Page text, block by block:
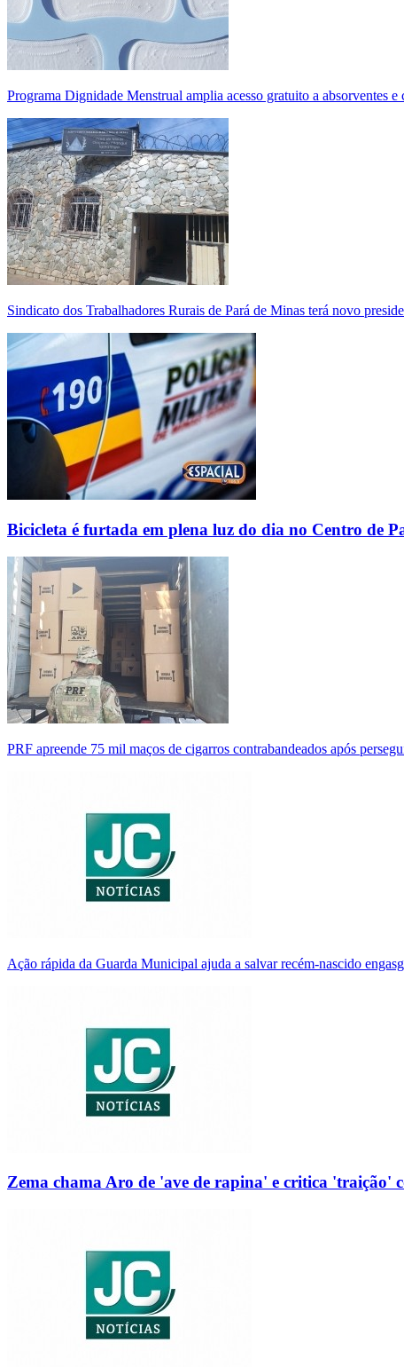
Programa Dignidade Menstrual amplia acesso gratuito a absorventes e
Sindicato dos Trabalhadores Rurais de Pará de Minas terá novo
Bicicleta é furtada em plena luz do dia no Centro de
PRF apreende 75 mil maços de cigarros contrabandeados após
Ação rápida da Guarda Municipal ajuda a salvar recém-nascido
Zema chama Aro de 'ave de rapina' e critica 'traição'